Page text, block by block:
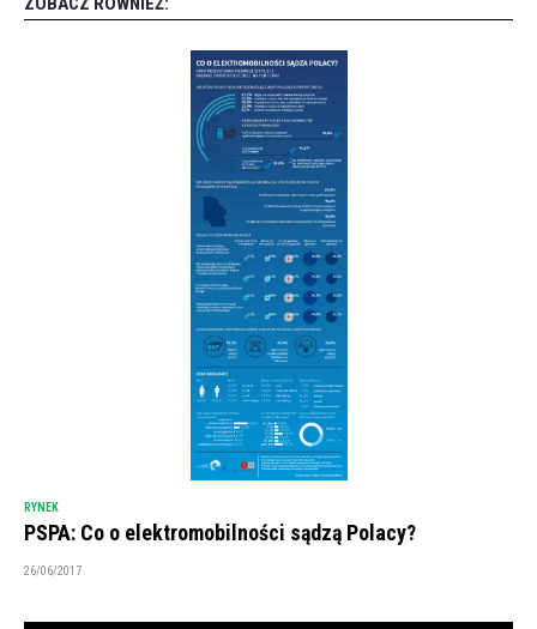
RYNEK
PSPA: Co o elektromobilności sądzą Polacy?
26/06/2017